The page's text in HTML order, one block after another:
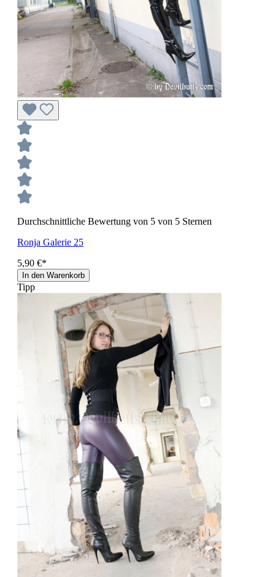
Durchschnittliche Bewertung von 5 von 5 Sternen
Ronja Galerie 25
5,90 €*
In den Warenkorb
Tipp